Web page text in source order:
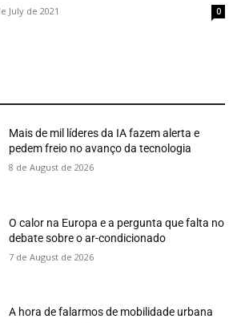
July de 2021 0
Mais de mil líderes da IA fazem alerta e
pedem freio no avanço da tecnologia
8 de August de 2026
O calor na Europa e a pergunta que falta no
debate sobre o ar-condicionado
7 de August de 2026
A hora de falarmos de mobilidade urbana